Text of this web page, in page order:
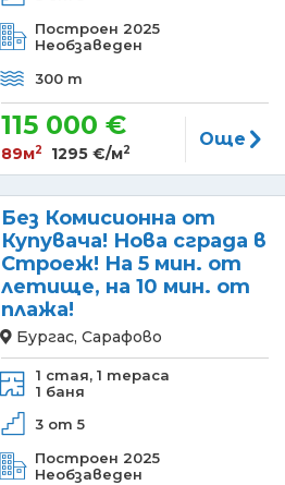
Построен 2025
Необзаведен
300 m
115 000 €
89м2 1295 €/м2
Още
Без Комисионна от
Купувача! Нова сграда в
Строеж! На 5 мин. от
летище, на 10 мин. от
плажа!
Бургас, Сарафово
1 стая, 1 тераса
1 баня
3 от 5
Построен 2025
Необзаведен